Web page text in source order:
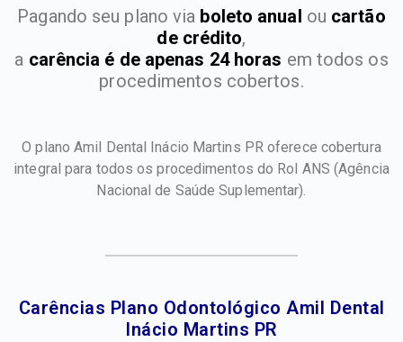
Pagando seu plano via boleto anual ou cartão
de crédito,
a carência é de apenas 24 horas em todos os
procedimentos cobertos.
O plano Amil Dental Inácio Martins PR oferece cobertura
integral para todos os procedimentos do Rol ANS (Agência
Nacional de Saúde Suplementar).
Carências Plano Odontológico Amil Dental
Inácio Martins PR​